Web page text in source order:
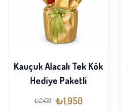
Kauçuk Alacalı Tek Kök
Hediye Paketli
₺2,450 ₺1,950